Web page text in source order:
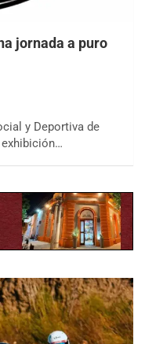
jornada a puro
y Deportiva de